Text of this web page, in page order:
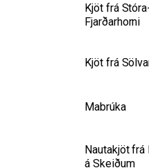
Kjöt frá
Fjarðarhorni
Kjöt frá
Mabrúka
Nautakjöt frá
á Skeiðum